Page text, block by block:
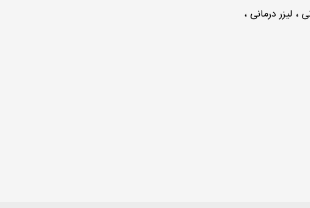
لیزر درمانی ،